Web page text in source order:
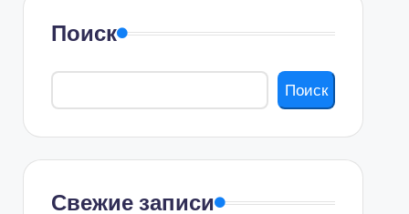
Поиск
Поиск
Свежие записи